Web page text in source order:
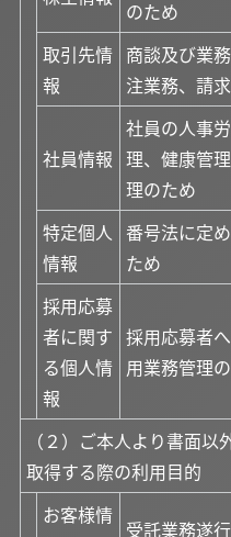
のため
取引先情
報
商談及び業
注業務、請
社員情報
社員の人事
理、健康管
理のため
特定個人
情報
番号法に定
ため
採用応募
者に関す
る個人情
報
採用応募者
用業務管理
（２）ご本人より書面
取得する際の利用目的
お客様情
受託業務遂